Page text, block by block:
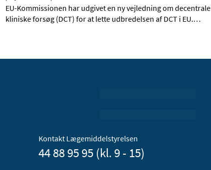
EU-Kommissionen har udgivet en ny vejledning om decentrale
kliniske forsøg (DCT) for at lette udbredelsen af DCT i EU.…
Kontakt Lægemiddelstyrelsen
44 88 95 95 (kl. 9 - 15)